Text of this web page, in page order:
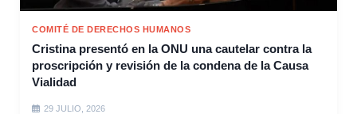
COMITÉ DE DERECHOS HUMANOS
Cristina presentó en la ONU una cautelar contra la
proscripción y revisión de la condena de la Causa
Vialidad
29 JULIO, 2026